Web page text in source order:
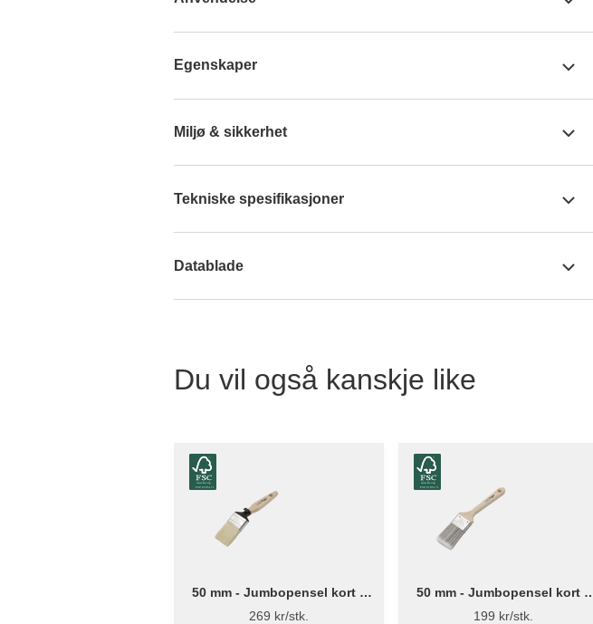
Egenskaper
Miljø & sikkerhet
Tekniske spesifikasjoner
Datablade
Du vil også kanskje like
50 mm - Jumbopensel kort –
Flügger Excellence
269 kr/stk.
50 mm - Jumbopensel kort –
Flügger Pro Series
199 kr/stk.